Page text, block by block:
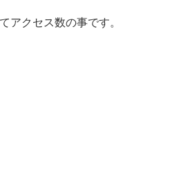
アクセス数の事です。